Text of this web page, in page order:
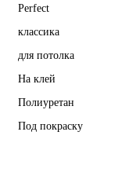
Perfect
классика
для потолка
На клей
Полиуретан
Под покраску